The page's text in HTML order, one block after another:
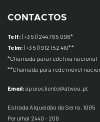
CONTACTOS
Telf:(+351) 244 765 096*
Telm:(+351) 912 152 410**
*Chamada para rede fixa nacional
**Chamada para rede móvel
Email:apoiocliente@atwoo.pt
Estrada Alqueidão da Serra, 1005
Perulhal 2440 - 206